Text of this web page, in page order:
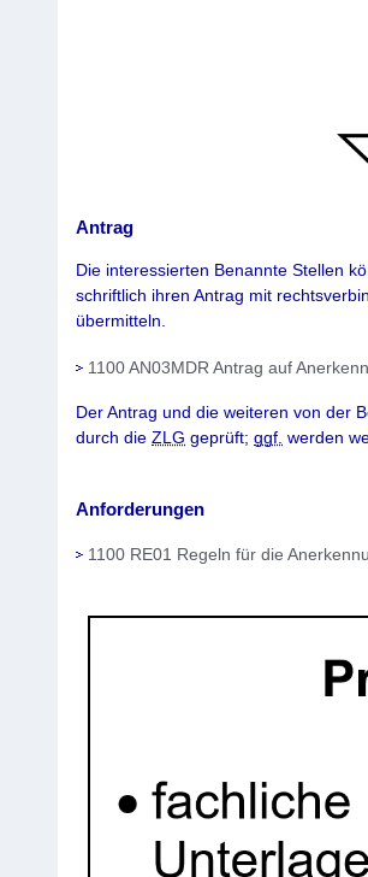
Antrag
Die interessierten Benannte Stellen
schriftlich ihren Antrag mit
übermitteln.
1100 AN03MDR Antrag auf
Der Antrag und die weiteren von der
durch die ZLG geprüft; ggf. werden
Anforderungen
1100 RE01 Regeln für die